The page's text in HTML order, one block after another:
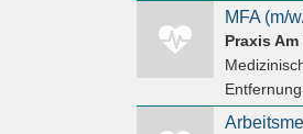
MFA (m/
Praxis Am